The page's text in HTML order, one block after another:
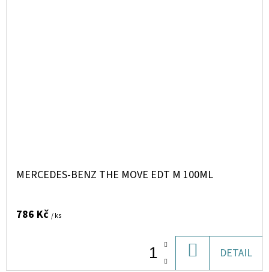
MERCEDES-BENZ THE MOVE EDT M 100ML
786 Kč / ks
DETAIL